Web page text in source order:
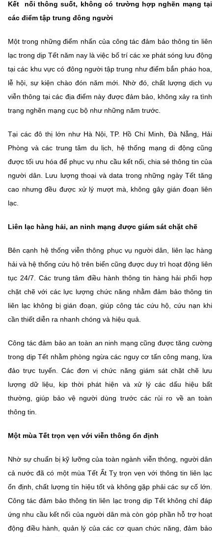
Chọn ngôn ngữ
BỘ KHOA HỌC VÀ CÔNG NGHỆ
MINISTRY OF SCIENCE AND TECHNOLOGY
Cơ quan chủ quản: Bộ Khoa học và Công nghệ (MST)
Chịu trách nhiệm nội dung: Nguyễn Thị Hải Hằng
Giám đốc Trung tâm Truyền thông Khoa học và Công nghệ.
Địa chỉ: Ban Biên tập Cổng TTĐT - 18 Nguyễn Du, TP. Hà Nội
Điện thoại: 024 3936 9506
Email:
(Ghi rõ nguồn "https://mst.gov.vn" khi phát hành lại thông tin từ
Kết nối thông suốt, không có trường hợp nghẽn mạng tại
các điểm tập trung đông người
Một trong những điểm nhấn của công tác đảm bảo thông tin liên
lạc trong dịp Tết năm nay là việc bố trí các xe phát sóng lưu động
tại các khu vực có đông người tập trung như điểm bắn pháo hoa,
lễ hội, sự kiện chào đón năm mới. Nhờ đó, chất lượng dịch vụ
viễn thông tại các địa điểm này được đảm bảo, không xảy ra tình
trạng nghẽn mạng cục bộ như những năm trước.
Tại các đô thị lớn như Hà Nội, TP. Hồ Chí Minh, Đà Nẵng, Hải
Phòng và các trung tâm du lịch, hệ thống mạng di động cũng
được tối ưu hóa để phục vụ nhu cầu kết nối, chia sẻ thông tin của
người dân. Lưu lượng thoại và data trong những ngày Tết tăng
cao nhưng đều được xử lý mượt mà, không gây gián đoạn liên
lạc.
Liên lạc hàng hải, an ninh mạng được giám sát chặt chẽ
Bên cạnh hệ thống viễn thông phục vụ người dân, liên lạc hàng
hải và hệ thống cứu hộ trên biển cũng được duy trì hoạt động liên
tục 24/7. Các trung tâm điều hành thông tin hàng hải phối hợp
chặt chẽ với các lực lượng chức năng nhằm đảm bảo thông tin
liên lạc không bị gián đoạn, giúp công tác cứu hộ, cứu nạn khi
cần thiết diễn ra nhanh chóng và hiệu quả.
Công tác đảm bảo an toàn an ninh mạng cũng được tăng cường
trong dịp Tết nhằm phòng ngừa các nguy cơ tấn công mạng, lừa
đảo trực tuyến. Các đơn vị chức năng giám sát chặt chẽ lưu
lượng dữ liệu, kịp thời phát hiện và xử lý các dấu hiệu bất
thường, giúp bảo vệ người dùng trước các rủi ro về an toàn
thông tin.
Một mùa Tết trọn vẹn với viễn thông ổn định
Nhờ sự chuẩn bị kỹ lưỡng của toàn ngành viễn thông, người dân
cả nước đã có một mùa Tết Ất Tỵ trọn vẹn với thông tin liên lạc
ổn định, chất lượng tín hiệu tốt và không gặp phải các sự cố lớn.
Công tác đảm bảo thông tin liên lạc trong dịp Tết không chỉ đáp
ứng nhu cầu kết nối của người dân mà còn góp phần hỗ trợ hoạt
động điều hành, quản lý của các cơ quan chức năng, đảm bảo